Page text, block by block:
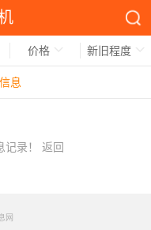
价格 新旧程度
息
记录！ 返回
网